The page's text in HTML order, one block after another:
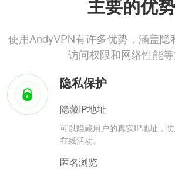
主要的优势
使用AndyVPN有许多优势，涵盖隐
访问权限和网络性能
隐私保护
隐藏IP地址
可以隐藏用户的真实IP地址，
在线活动。
匿名浏览